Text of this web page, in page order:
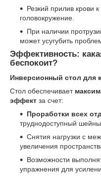
Резкий прилив крови
головокружение.
При наличии
может усугубить
Эффективность:
беспокоит?
Инверсионный стол для
Стол обеспечивает
эффект за счет:
Проработки всех
труднодоступный
Снятия нагрузки с
увеличения
Возможности
упражнения для